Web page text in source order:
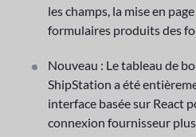
les champs, la mise en
formulaires produits des
Nouveau : Le tableau de
ShipStation a été
interface basée sur React
connexion fournisseur